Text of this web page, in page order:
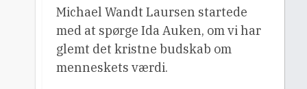
Michael Wandt Laursen startede
med at spørge Ida Auken, om vi har
glemt det kristne budskab om
menneskets værdi.